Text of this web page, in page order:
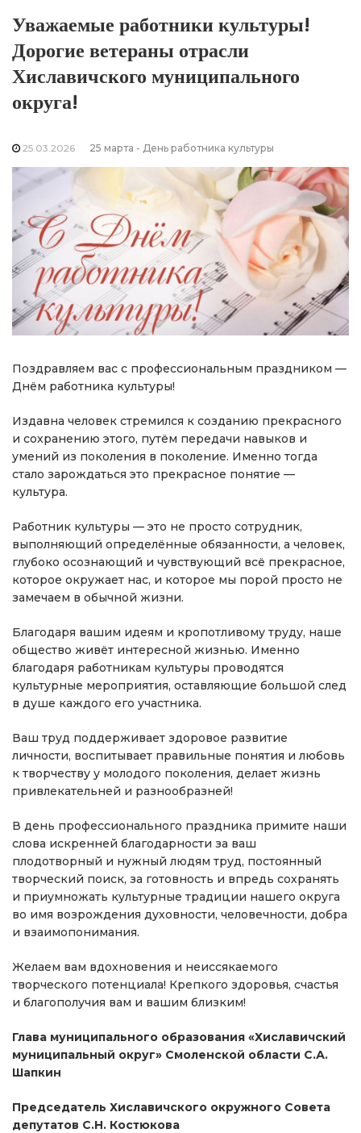
Уважаемые работники культуры!
Дорогие ветераны отрасли
Хиславичского муниципального
округа!
25.03.2026 25 марта - День работника культуры
Поздравляем вас с профессиональным праздником —
Днём работника культуры!
Издавна человек стремился к созданию прекрасного
и сохранению этого, путём передачи навыков и
умений из поколения в поколение. Именно тогда
стало зарождаться это прекрасное понятие —
культура.
Работник культуры — это не просто сотрудник,
выполняющий определённые обязанности, а человек,
глубоко осознающий и чувствующий всё прекрасное,
которое окружает нас, и которое мы порой просто не
замечаем в обычной жизни.
Благодаря вашим идеям и кропотливому труду, наше
общество живёт интересной жизнью. Именно
благодаря работникам культуры проводятся
культурные мероприятия, оставляющие большой след
в душе каждого его участника.
Ваш труд поддерживает здоровое развитие
личности, воспитывает правильные понятия и любовь
к творчеству у молодого поколения, делает жизнь
привлекательней и разнообразней!
В день профессионального праздника примите наши
слова искренней благодарности за ваш
плодотворный и нужный людям труд, постоянный
творческий поиск, за готовность и впредь сохранять
и приумножать культурные традиции нашего округа
во имя возрождения духовности, человечности, добра
и взаимопонимания.
Желаем вам вдохновения и неиссякаемого
творческого потенциала! Крепкого здоровья, счастья
и благополучия вам и вашим близким!
Глава муниципального образования «Хиславичский
муниципальный округ» Смоленской области С.А.
Шапкин
Председатель Хиславичского окружного Совета
депутатов С.Н. Костюкова